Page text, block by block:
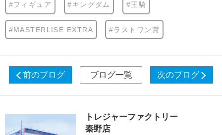
#フィギュア #キングダム #王騎
#MASTERLISE EXTRA #ラストワン賞
前のブログ ブログ一覧 次のブログ
トレジャーファクトリー
秦野店